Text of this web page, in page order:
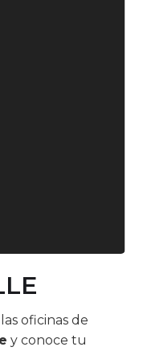
oficinas de
y conoce tu